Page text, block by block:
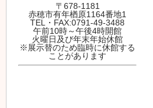
〒678-1181
赤穂市有年楢原1164番地1
TEL・FAX:0791-49-3488
午前10時～午後4時開館
火曜日及び年末年始休館
※展示替のため臨時に休館する
ことがあります